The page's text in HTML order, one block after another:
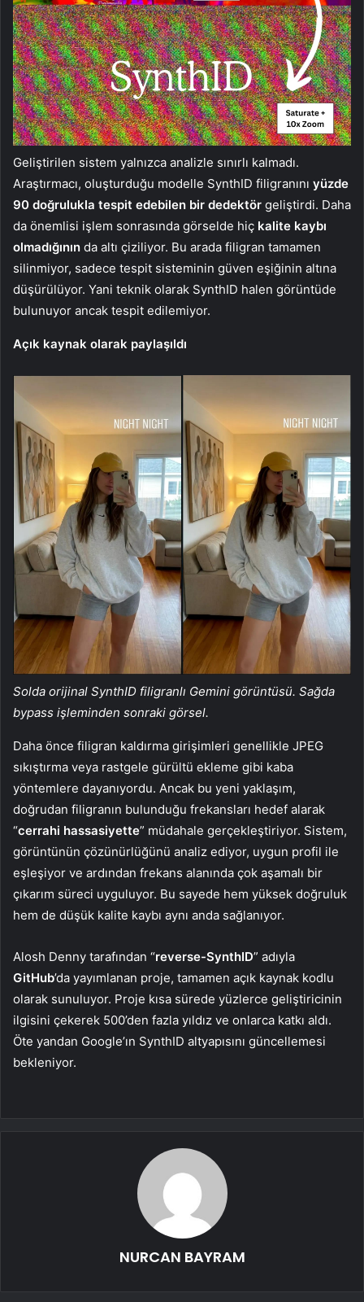
Geliştirilen sistem yalnızca analizle sınırlı kalmadı.
Araştırmacı, oluşturduğu modelle SynthID filigranını yüzde
90 doğrulukla tespit edebilen bir dedektör geliştirdi. Daha
da önemlisi işlem sonrasında görselde hiç kalite kaybı
olmadığının da altı çiziliyor. Bu arada filigran tamamen
silinmiyor, sadece tespit sisteminin güven eşiğinin altına
düşürülüyor. Yani teknik olarak SynthID halen görüntüde
bulunuyor ancak tespit edilemiyor.
Açık kaynak olarak paylaşıldı
Solda orijinal SynthID filigranlı Gemini görüntüsü. Sağda
bypass işleminden sonraki görsel.
Daha önce filigran kaldırma girişimleri genellikle JPEG
sıkıştırma veya rastgele gürültü ekleme gibi kaba
yöntemlere dayanıyordu. Ancak bu yeni yaklaşım,
doğrudan filigranın bulunduğu frekansları hedef alarak
“cerrahi hassasiyette” müdahale gerçekleştiriyor. Sistem,
görüntünün çözünürlüğünü analiz ediyor, uygun profil ile
eşleşiyor ve ardından frekans alanında çok aşamalı bir
çıkarım süreci uyguluyor. Bu sayede hem yüksek doğruluk
hem de düşük kalite kaybı aynı anda sağlanıyor.
Alosh Denny tarafından “reverse-SynthID” adıyla
GitHub’da yayımlanan proje, tamamen açık kaynak kodlu
olarak sunuluyor. Proje kısa sürede yüzlerce geliştiricinin
ilgisini çekerek 500’den fazla yıldız ve onlarca katkı aldı.
Öte yandan Google’ın SynthID altyapısını güncellemesi
bekleniyor.
NURCAN BAYRAM